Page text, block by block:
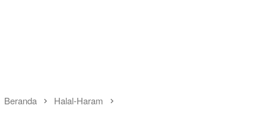
Beranda Halal-Haram